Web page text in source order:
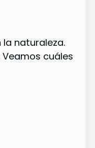
la naturaleza.
cuáles